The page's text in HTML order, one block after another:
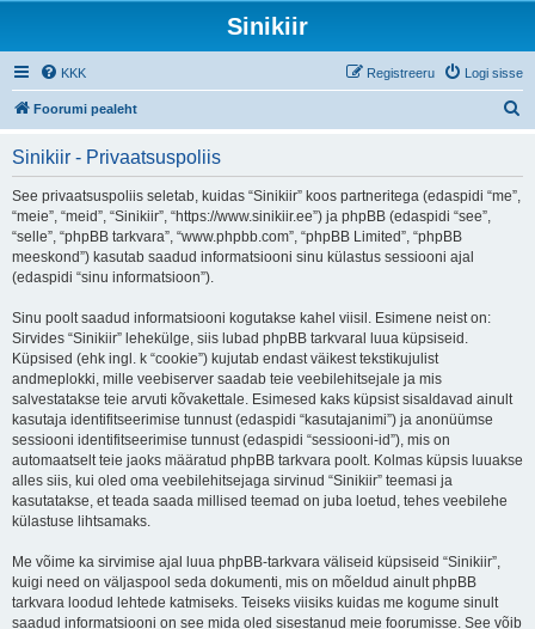
Sinikiir
KKK Logi sisse
Registreeru
Foorumi pealeht
Sinikiir - Privaatsuspoliis
See privaatsuspoliis seletab, kuidas “Sinikiir” koos partneritega (edaspidi “me”,
“meie”, “meid”, “Sinikiir”, “https://www.sinikiir.ee”) ja phpBB (edaspidi “see”,
“selle”, “phpBB tarkvara”, “www.phpbb.com”, “phpBB Limited”, “phpBB
meeskond”) kasutab saadud informatsiooni sinu külastus sessiooni ajal
(edaspidi “sinu informatsioon”).
Sinu poolt saadud informatsiooni kogutakse kahel viisil. Esimene neist on:
Sirvides “Sinikiir” lehekülge, siis lubad phpBB tarkvaral luua küpsiseid.
Küpsised (ehk ingl. k “cookie”) kujutab endast väikest tekstikujulist
andmeplokki, mille veebiserver saadab teie veebilehitsejale ja mis
salvestatakse teie arvuti kõvakettale. Esimesed kaks küpsist sisaldavad ainult
kasutaja identifitseerimise tunnust (edaspidi “kasutajanimi”) ja anonüümse
sessiooni identifitseerimise tunnust (edaspidi “sessiooni-id”), mis on
automaatselt teie jaoks määratud phpBB tarkvara poolt. Kolmas küpsis luuakse
alles siis, kui oled oma veebilehitsejaga sirvinud “Sinikiir” teemasi ja
kasutatakse, et teada saada millised teemad on juba loetud, tehes veebilehe
külastuse lihtsamaks.
Me võime ka sirvimise ajal luua phpBB-tarkvara väliseid küpsiseid “Sinikiir”,
kuigi need on väljaspool seda dokumenti, mis on mõeldud ainult phpBB
tarkvara loodud lehtede katmiseks. Teiseks viisiks kuidas me kogume sinult
saadud informatsiooni on see mida oled sisestanud meie foorumisse. See võib